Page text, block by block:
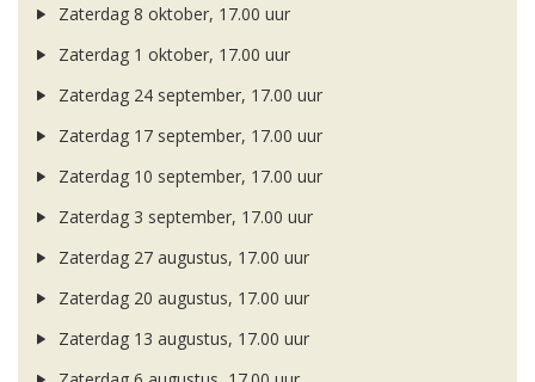
Zaterdag 8 oktober, 17.00 uur
Zaterdag 1 oktober, 17.00 uur
Zaterdag 24 september, 17.00 uur
Zaterdag 17 september, 17.00 uur
Zaterdag 10 september, 17.00 uur
Zaterdag 3 september, 17.00 uur
Zaterdag 27 augustus, 17.00 uur
Zaterdag 20 augustus, 17.00 uur
Zaterdag 13 augustus, 17.00 uur